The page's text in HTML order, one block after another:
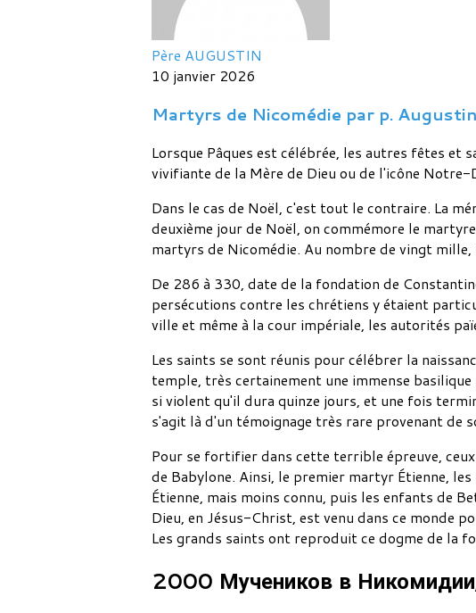
Père AUGUSTIN
10 janvier 2026
Martyrs de Nicomédie par p.
Lorsque Pâques est célébrée, les autres fêtes et
vivifiante de la Mère de Dieu ou de l'icône
Dans le cas de Noël, c'est tout le contraire. La
deuxième jour de Noël, on commémore le
martyrs de Nicomédie. Au nombre de vingt
De 286 à 330, date de la fondation de
persécutions contre les chrétiens y étaient
ville et même à la cour impériale, les autorités
Les saints se sont réunis pour célébrer la
temple, très certainement une immense
si violent qu'il dura quinze jours, et une fois
s'agit là d'un témoignage très rare provenant de
Pour se fortifier dans cette terrible épreuve,
de Babylone. Ainsi, le premier martyr Étienne,
Étienne, mais moins connu, puis les enfants de
Dieu, en Jésus-Christ, est venu dans ce monde
Les grands saints ont reproduit ce dogme de la
2000 Мучеников в